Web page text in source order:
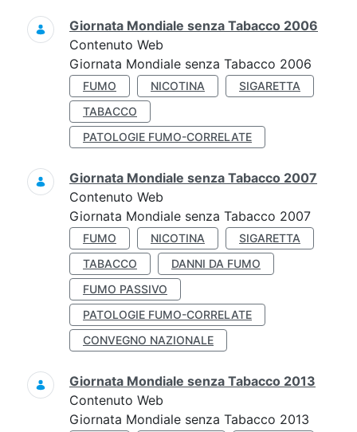
Giornata Mondiale senza Tabacco 2006
Contenuto Web
Giornata Mondiale senza Tabacco 2006
FUMO NICOTINA
SIGARETTA
TABACCO
PATOLOGIE FUMO-CORRELATE
Giornata Mondiale senza Tabacco 2007
Contenuto Web
Giornata Mondiale senza Tabacco 2007
FUMO NICOTINA
SIGARETTA
TABACCO
DANNI DA FUMO
FUMO PASSIVO
PATOLOGIE FUMO-CORRELATE
CONVEGNO NAZIONALE
Giornata Mondiale senza Tabacco 2013
Contenuto Web
Giornata Mondiale senza Tabacco 2013